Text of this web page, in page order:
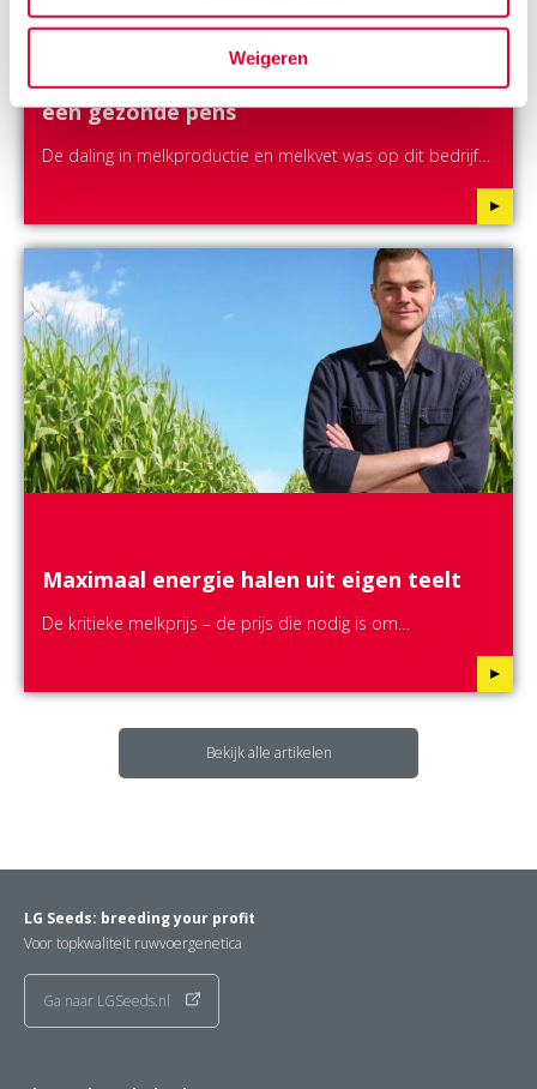
Weigeren
Goed verteerbare maïs is de basis voor
een gezonde pens
De daling in melkproductie en melkvet was op dit bedrijf…
Maximaal energie halen uit eigen teelt
De kritieke melkprijs – de prijs die nodig is om…
Bekijk alle artikelen
LG Seeds: breeding your profit
Voor topkwaliteit ruwvoergenetica
Ga naar LGSeeds.nl